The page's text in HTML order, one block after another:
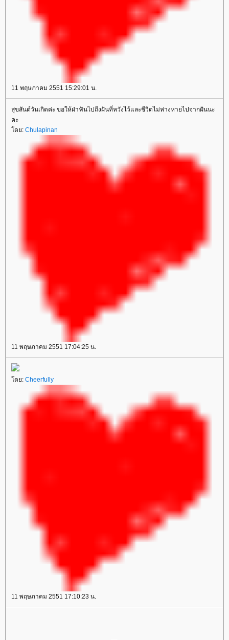
11 พฤษภาคม 2551 15:29:01 น.
สุขสันต์วันเกิดค่ะ ขอให้ฝ่าฟันไปถึงฝันที่หวังไว้และชีวิตไม่ห่างหายไปจากฝันนะ
คะ
โดย: Chulapinan
11 พฤษภาคม 2551 17:04:25 น.
โดย: Cheerfully
11 พฤษภาคม 2551 17:10:23 น.